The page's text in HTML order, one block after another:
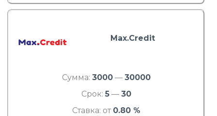
Max.Credit
Сумма: 3000— 30000
Срок: 5— 30
Ставка: от 0.80 %